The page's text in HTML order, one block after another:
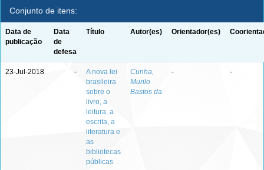
Conjunto de itens:
Data de
publicação
Data
de
defesa
Título Autor(es) Orientador(es)
23-Jul-2018 -
A nova lei
brasileira
sobre o
livro, a
leitura, a
escrita, a
literatura e
as
bibliotecas
públicas
Cunha,
Murilo
Bastos da
- -